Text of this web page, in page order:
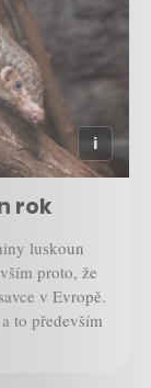
rok
luskoun
proto, že
v Evropě.
to především